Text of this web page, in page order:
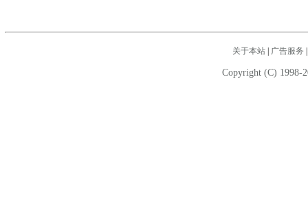
关于本站| 广告服务
Copyright (C) 1998-